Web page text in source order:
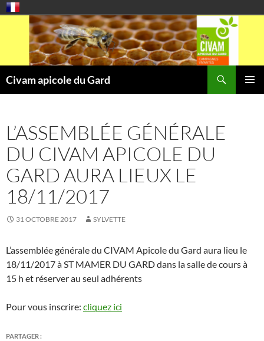
contenu
Civam apicole du Gard
L’ASSEMBLÉE GÉNÉRALE
DU CIVAM APICOLE DU
GARD AURA LIEUX LE
18/11/2017
31 OCTOBRE 2017 SYLVETTE
L’assemblée générale du CIVAM Apicole du Gard aura lieu le
18/11/2017 à ST MAMER DU GARD dans la salle de cours à
15 h et réserver au seul adhérents
Pour vous inscrire: cliquez ici
PARTAGER :